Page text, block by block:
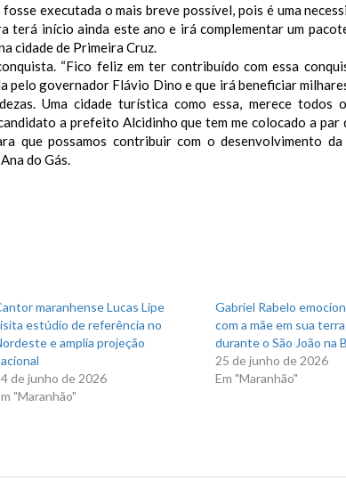
executada o mais breve possível, pois é uma
terá início ainda este ano e irá complementar um
cidade de Primeira Cruz.
“Fico feliz em ter contribuído com essa
pelo governador Flávio Dino e que irá beneficiar
Uma cidade turística como essa, merece todos
a prefeito Alcidinho que tem me colocado a par
que possamos contribuir com o desenvolvimento da
do Gás.
maranhense Lucas Lipe
estúdio de referência no
e amplia projeção
de junho de 2026
"Maranhão"
Gabriel Rabelo
com a mãe em sua
durante o São João na
25 de junho de 2026
Em "Maranhão"